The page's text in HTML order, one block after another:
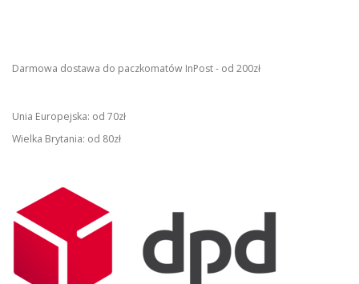
Darmowa dostawa do paczkomatów InPost - od 200zł
Unia Europejska: od 70zł
Wielka Brytania: od 80zł